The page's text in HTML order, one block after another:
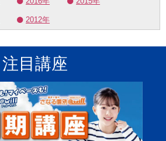
2012年
注目講座